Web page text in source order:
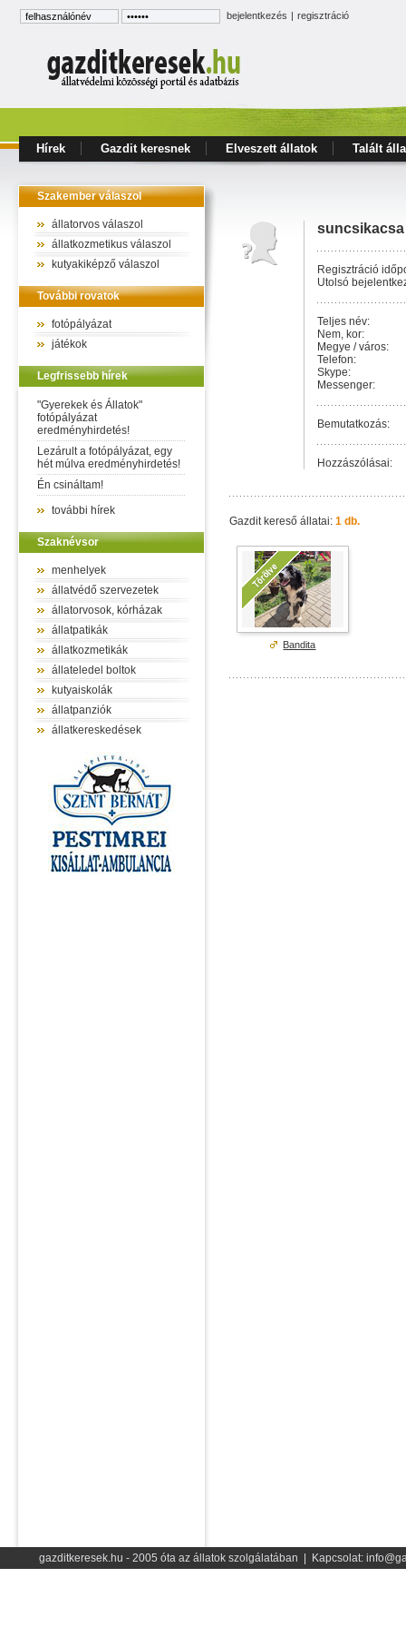
bejelentkezés | regisztráció
Hírek Gazdit keresnek Elveszett állatok Talált
Szakember válaszol
állatorvos válaszol
állatkozmetikus válaszol
kutyakiképző válaszol
További rovatok
fotópályázat
játékok
Legfrissebb hírek
"Gyerekek és Állatok"
fotópályázat
eredményhirdetés!
Lezárult a fotópályázat, egy
hét múlva eredményhirdetés!
Én csináltam!
további hírek
Szaknévsor
menhelyek
állatvédő szervezetek
állatorvosok, kórházak
állatpatikák
állatkozmetikák
állateledel boltok
kutyaiskolák
állatpanziók
állatkereskedések
suncsikacsa
Regisztráció
Utolsó
Teljes név:
Nem, kor:
Megye / város:
Telefon:
Skype:
Messenger:
Bemutatkozás:
Hozzászólásai:
Gazdit kereső állatai: 1 db.
Bandita
gazditkeresek.hu - 2005 óta az állatok szolgálatában | Kapcsolat: